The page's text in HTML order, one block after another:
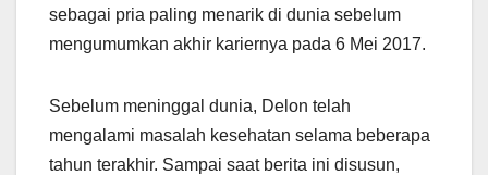
sebagai pria paling menarik di dunia sebelum
mengumumkan akhir kariernya pada 6 Mei 2017.
Sebelum meninggal dunia, Delon telah
mengalami masalah kesehatan selama beberapa
tahun terakhir. Sampai saat berita ini disusun,